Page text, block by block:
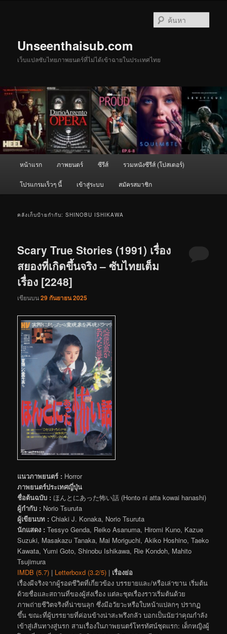
Unseenthaisub.com
เว็บแปลซับไทยภาพยนตร์ที่ไม่ได้เข้าฉายในประเทศไทย
หน้าแรก ภาพยนตร์ ซีรีส์ รวมหนังซีรีส์ (โปสเตอร์)
โปรแกรมเร็วๆ นี้ เข้าสู่ระบบ สมัครสมาชิก
คลังเก็บป้ายกำกับ:SHINOBU ISHIKAWA
Scary True Stories (1991) เรื่อง
สยองที่เกิดขึ้นจริง – ซับไทยเต็ม
เรื่อง [2248]
เขียนบน29 กันยายน 2025
แนวภาพยนตร์ : Horror
ภาพยนตร์ประเทศญี่ปุ่น
ชื่อต้นฉบับ : ほんとにあった怖い話 (Honto ni atta kowai hanashi)
ผู้กำกับ : Norio Tsuruta
ผู้เขียนบท : Chiaki J. Konaka, Norio Tsuruta
นักแสดง : Tessyo Genda, Reiko Asanuma, Hiromi Kuno, Kazue
Suzuki, Masakazu Tanaka, Mai Moriguchi, Akiko Hoshino, Taeko
Kawata, Yumi Goto, Shinobu Ishikawa, Rie Kondoh, Mahito
Tsujimura
IMDB (5.7) | Letterboxd (3.2/5) | เรื่องย่อ
เรื่องผีจริงจากผู้รอดชีวิตที่เกี่ยวข้อง บรรยายและ/หรือเล่าขาน เริ่มต้น
ด้วยชื่อและสถานที่ของผู้ส่งเรื่อง แต่ละชุดเรื่องราวเริ่มต้นด้วย
ภาพถ่ายชีวิตจริงที่น่าขนลุก ซึ่งมีอวัยวะหรือใบหน้าแปลกๆ ปรากฏ
ขึ้น ขณะที่ผู้บรรยายที่ค่อนข้างน่าสะพรึงกลัว บอกเป็นนัยว่าคุณกำลัง
เข้าสู่เส้นทางสู่นรก สามเรื่องในภาพยนตร์โทรทัศน์ชุดแรก: เด็กหญิงผู้